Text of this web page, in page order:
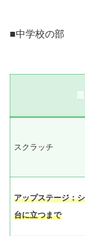
■中学校の部
スクラッチ
アップステージ：
台に立つまで